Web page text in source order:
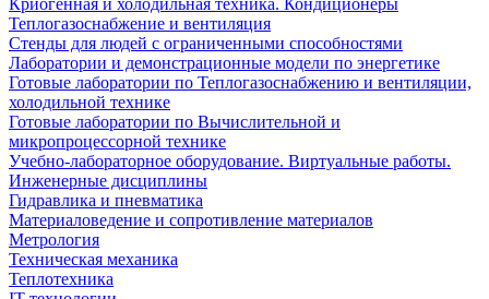
Криогенная и холодильная техника. Кондиционеры
Теплогазоснабжение и вентиляция
Стенды для людей с ограниченными способностями
Лаборатории и демонстрационные модели по энергетике
Готовые лаборатории по Теплогазоснабжению и вентиляции,
холодильной технике
Готовые лаборатории по Вычислительной и
микропроцессорной технике
Учебно-лабораторное оборудование. Виртуальные работы.
Инженерные дисциплины
Гидравлика и пневматика
Материаловедение и сопротивление материалов
Метрология
Техническая механика
Теплотехника